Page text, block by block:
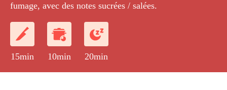
fumage, avec des notes sucrées / salées.
15min 10min 20min